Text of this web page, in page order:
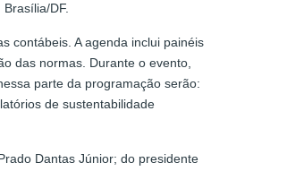
DF.
contábeis. A agenda inclui painéis
das normas. Durante o evento,
parte da programação serão:
de sustentabilidade
Dantas Júnior; do presidente